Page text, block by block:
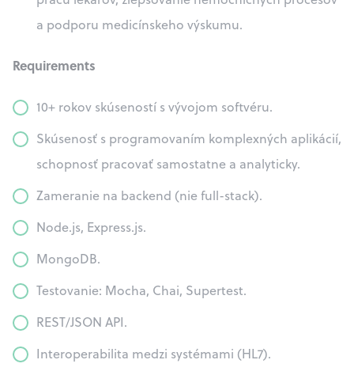
a podporu medicínskeho výskumu.
Requirements
10+ rokov skúseností s vývojom softvéru.
Skúsenosť s programovaním komplexných aplikácií,
schopnosť pracovať samostatne a analyticky.
Zameranie na backend (nie full-stack).
Node.js, Express.js.
MongoDB.
Testovanie: Mocha, Chai, Supertest.
REST/JSON API.
Interoperabilita medzi systémami (HL7).